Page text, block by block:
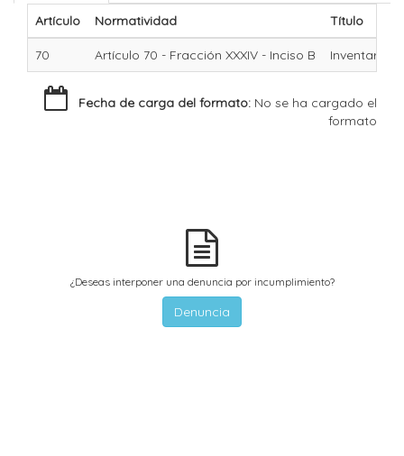
Artículo Normatividad Título
70 Artículo 70 - Fracción XXXIV - Inciso B Inventario
Fecha de carga del formato: No se ha cargado el
formato
¿Deseas interponer una denuncia por incumplimiento?
Denuncia